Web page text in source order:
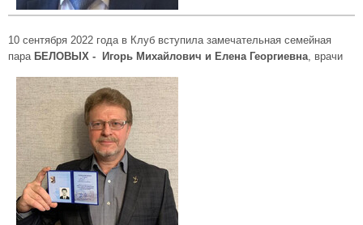
10 сентября 2022 года в Клуб вступила замечательная семейная
пара БЕЛОВЫХ - Игорь Михайлович и Елена Георгиевна , врачи